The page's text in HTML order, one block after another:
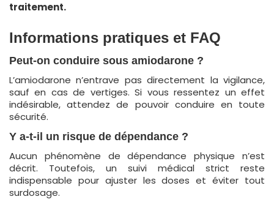
traitement.
Informations pratiques et FAQ
Peut-on conduire sous amiodarone ?
L’amiodarone n’entrave pas directement la vigilance,
sauf en cas de vertiges. Si vous ressentez un effet
indésirable, attendez de pouvoir conduire en toute
sécurité.
Y a-t-il un risque de dépendance ?
Aucun phénomène de dépendance physique n’est
décrit. Toutefois, un suivi médical strict reste
indispensable pour ajuster les doses et éviter tout
surdosage.